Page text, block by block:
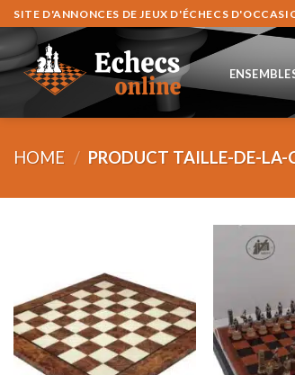
Skip
to
content
SITE D'ANNONCES DE JEUX D'ÉCHECS
HOME / PRODUCT TAILLE-DE-LA-